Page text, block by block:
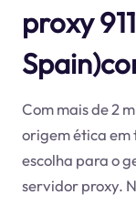
proxy
Com mais de 2
origem ética em
escolha para o
servidor proxy.